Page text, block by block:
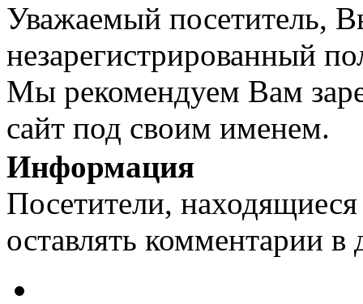
Уважаемый посетитель,
незарегистрированный
Мы рекомендуем Вам
сайт под своим именем.
Информация
Посетители,
оставлять комментарии в